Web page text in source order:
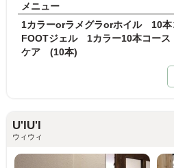
メニュー
ケア (10本)
U'IU'I
ウィウィ